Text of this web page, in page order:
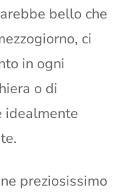
bello che
ci
in ogni
o di
idealmente
preziosissimo